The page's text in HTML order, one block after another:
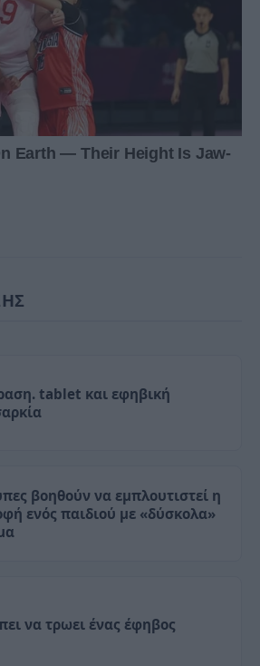
tablet και εφηβική
βοηθούν να εμπλουτιστεί η
ενός παιδιού με «δύσκολα»
να τρωει ένας έφηβος